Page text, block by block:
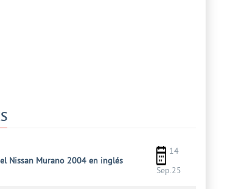
Nissan Murano 2004 en inglés
14
Sep.25